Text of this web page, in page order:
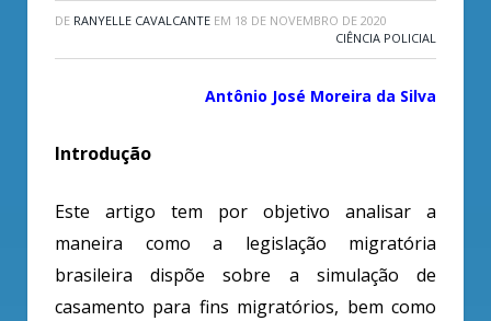
DE RANYELLE CAVALCANTE EM 18 DE NOVEMBRO DE 2020
CIÊNCIA POLICIAL
Antônio José Moreira da Silva
Introdução
Este artigo tem por objetivo analisar a
maneira como a legislação migratória
brasileira dispõe sobre a simulação de
casamento para fins migratórios, bem como